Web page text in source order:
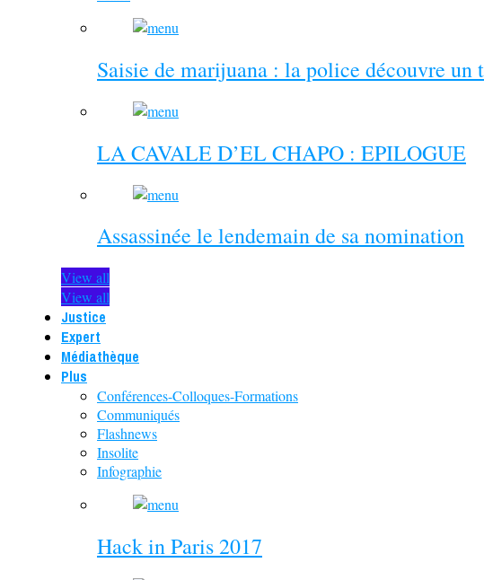
Saisie de marijuana : la police découvre un
LA CAVALE D’EL CHAPO : EPILOGUE
Assassinée le lendemain de sa nomination
View all
View all
Justice
Expert
Médiathèque
Plus
Conférences-Colloques-Formations
Communiqués
Flashnews
Insolite
Infographie
Hack in Paris 2017